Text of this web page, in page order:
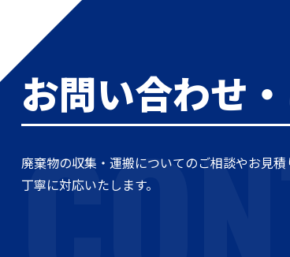
お問い合わせ
廃棄物の収集・運搬についてのご相談やお見
丁寧に対応いたします。